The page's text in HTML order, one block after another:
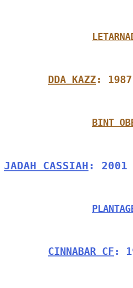
DDA KAZZ: 1987
BINT
JADAH CASSIAH : 2001
CINNABAR CF :